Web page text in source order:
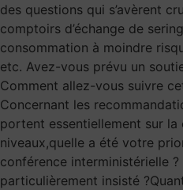
des questions qui s’avèrent
comptoirs d’échange de
consommation à moindre
etc. Avez-vous prévu un
Comment allez-vous suivre
Concernant les
portent essentiellement sur
niveaux,quelle a été votre
conférence interministérielle
particulièrement insisté